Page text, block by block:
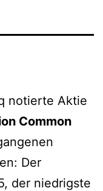
notierte Aktie
Common
Der
der niedrigste